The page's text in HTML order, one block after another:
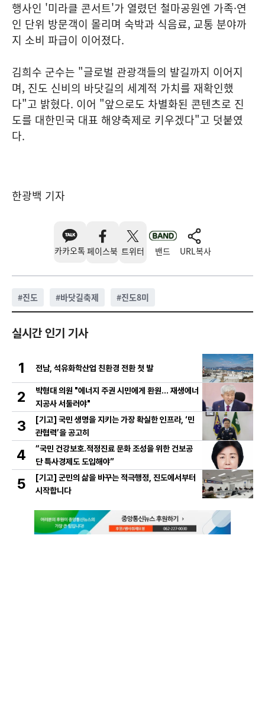
행사인 '미라클 콘서트'가 열렸던 철마공원엔 가족·연
인 단위 방문객이 몰리며 숙박과 식음료, 교통 분야까
지 소비 파급이 이어졌다.
김희수 군수는 "글로벌 관광객들의 발길까지 이어지
며, 진도 신비의 바닷길의 세계적 가치를 재확인했
다"고 밝혔다. 이어 "앞으로도 차별화된 콘텐츠로 진
도를 대한민국 대표 해양축제로 키우겠다"고 덧붙였
다.
한광백 기자
카카오톡 페이스북 트위터 밴드 URL복사
#진도 #바닷길축제 #진도8미
실시간 인기 기사
1 전남, 석유화학산업 친환경 전환 첫 발
2
박형대 의원 "에너지 주권 시민에게 환원... 재생에너
지공사 서둘러야"
3
[기고] 국민 생명을 지키는 가장 확실한 인프라, ‘민
관협력’을 공고히
4
“국민 건강보호․적정진료 문화 조성을 위한 건보공
단 특사경제도 도입해야”
5
[기고] 군민의 삶을 바꾸는 적극행정, 진도에서부터
시작합니다